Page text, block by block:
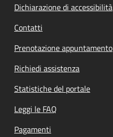
Dichiarazione di accessibilità
Contatti
Prenotazione appuntamento
Richiedi assistenza
Statistiche del portale
Leggi le FAQ
Pagamenti